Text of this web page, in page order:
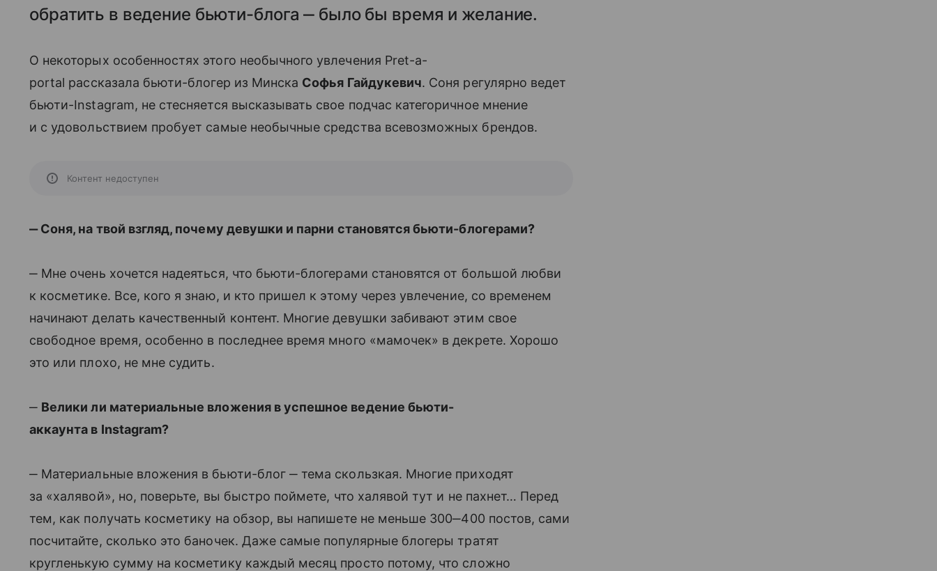
обратить в ведение бьюти-блога ‒ было бы время и желание.
О некоторых особенностях этого необычного увлечения Pret-a-
portal рассказала бьюти-блогер из Минска Софья Гайдукевич. Соня регулярно ведет
бьюти-Instagram, не стесняется высказывать свое подчас категоричное мнение
и с удовольствием пробует самые необычные средства всевозможных брендов.
Контент недоступен
‒ Соня, на твой взгляд, почему девушки и парни становятся бьюти-блогерами?
‒ Мне очень хочется надеяться, что бьюти-блогерами становятся от большой любви
к косметике. Все, кого я знаю, и кто пришел к этому через увлечение, со временем
начинают делать качественный контент. Многие девушки забивают этим свое
свободное время, особенно в последнее время много «мамочек» в декрете. Хорошо
это или плохо, не мне судить.
‒ Велики ли материальные вложения в успешное ведение бьюти-
аккаунта в Instagram?
‒ Материальные вложения в бьюти-блог ‒ тема скользкая. Многие приходят
за «халявой», но, поверьте, вы быстро поймете, что халявой тут и не пахнет… Перед
тем, как получать косметику на обзор, вы напишете не меньше 300‒400 постов, сами
посчитайте, сколько это баночек. Даже самые популярные блогеры тратят
кругленькую сумму на косметику каждый месяц просто потому, что сложно